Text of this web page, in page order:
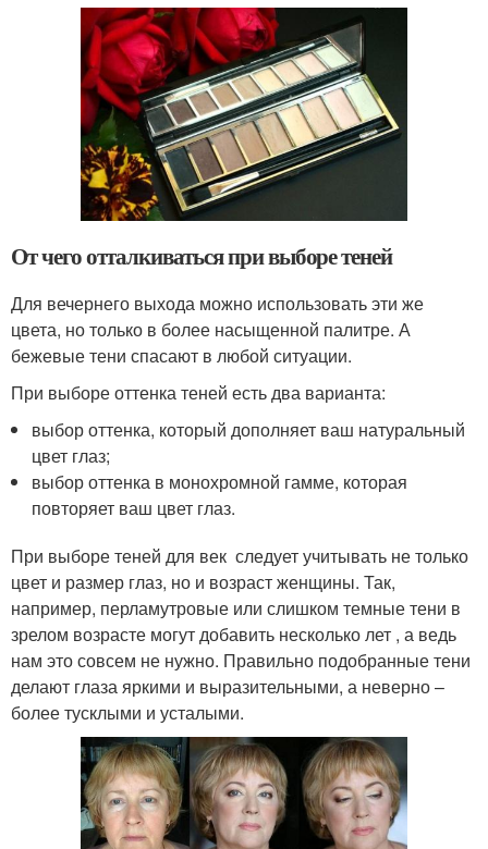
От чего отталкиваться при выборе теней
Для вечернего выхода можно использовать эти же
цвета, но только в более насыщенной палитре. А
бежевые тени спасают в любой ситуации.
При выборе оттенка теней есть два варианта:
выбор оттенка, который дополняет ваш натуральный
цвет глаз;
выбор оттенка в монохромной гамме, которая
повторяет ваш цвет глаз.
При выборе теней для век следует учитывать не только
цвет и размер глаз, но и возраст женщины. Так,
например, перламутровые или слишком темные тени в
зрелом возрасте могут добавить несколько лет , а ведь
нам это совсем не нужно. Правильно подобранные тени
делают глаза яркими и выразительными, а неверно –
более тусклыми и усталыми.